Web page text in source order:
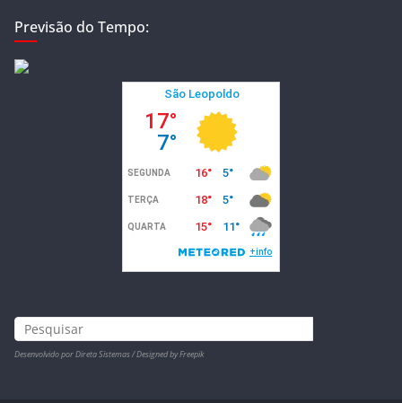
Previsão do Tempo:
Desenvolvido por Direta Sistemas /Designed by Freepik